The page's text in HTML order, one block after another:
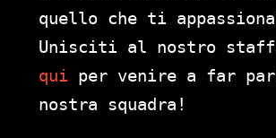
quello che ti
Unisciti al nostro
qui per venire a far
nostra squadra!